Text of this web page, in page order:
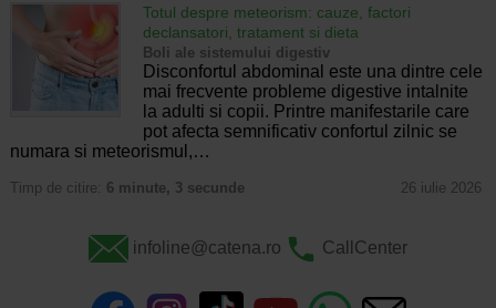
Totul despre meteorism: cauze, factori
declansatori, tratament si dieta
Boli ale sistemului digestiv
Disconfortul abdominal este una dintre cele
mai frecvente probleme digestive intalnite
la adulti si copii. Printre manifestarile care
pot afecta semnificativ confortul zilnic se
numara si meteorismul,…
Timp de citire: 6 minute, 3 secunde 26 iulie 2026
infoline@catena.ro CallCenter